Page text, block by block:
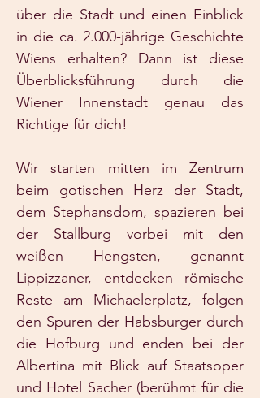
über die Stadt und einen Einblick
in die ca. 2.000-jährige Geschichte
Wiens erhalten? Dann ist diese
Überblicksführung durch die
Wiener Innenstadt genau das
Richtige für dich!
Wir starten mitten im Zentrum
beim gotischen Herz der Stadt,
dem Stephansdom, spazieren bei
der Stallburg vorbei mit den
weißen Hengsten, genannt
Lippizzaner, entdecken römische
Reste am Michaelerplatz, folgen
den Spuren der Habsburger durch
die Hofburg und enden bei der
Albertina mit Blick auf Staatsoper
und Hotel Sacher (berühmt für die